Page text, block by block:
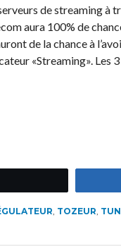
de streaming à
aura 100% de
de la chance à
«Streaming». Les
, TOZEUR,